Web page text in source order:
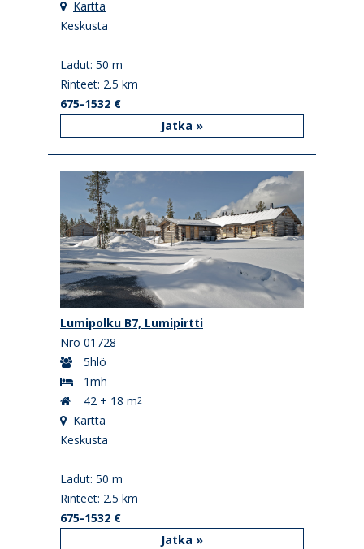
Kartta
Keskusta
Ladut: 50 m
Rinteet: 2.5 km
675-1532 €
Jatka »
Lumipolku B7, Lumipirtti
Nro 01728
5hlö
1mh
42 + 18 m2
Kartta
Keskusta
Ladut: 50 m
Rinteet: 2.5 km
675-1532 €
Jatka »